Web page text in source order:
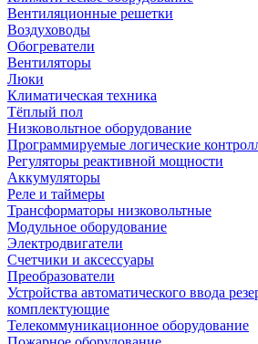
Вентиляционные решетки
Воздуховоды
Обогреватели
Вентиляторы
Люки
Климатическая техника
Тёплый пол
Низковольтное оборудование
Программируемые логические
Регуляторы реактивной мощности
Аккумуляторы
Реле и таймеры
Трансформаторы низковольтные
Модульное оборудование
Электродвигатели
Счетчики и аксессуары
Преобразователи
Устройства автоматического ввода
комплектующие
Телекоммуникационное оборудование